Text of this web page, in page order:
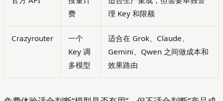
费
理 Key 和限额
Crazyrouter
一个
Key 调
多模型
适合在 Grok、Claude、
Gemini、Qwen 之间做成本和
效果路由